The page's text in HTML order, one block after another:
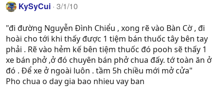
KySyCui 3/1/10
"đi đường Nguyễn Đình Chiểu , xong rẽ vào Bàn Cờ , đi
hoài cho tới khi thấy được 1 tiệm bán thuốc tây bên tay
phải . Rẽ vào hẻm kế bên tiệm thuốc đó pooh sẽ thấy 1
xe bán phở ,ở đó chuyên bán phở chua đấy. tớ toàn ăn ở
đó . Để xe ở ngoài luôn . tầm 5h chiều mới mở cửa"
Pho chua o day gia bao nhieu vay ban